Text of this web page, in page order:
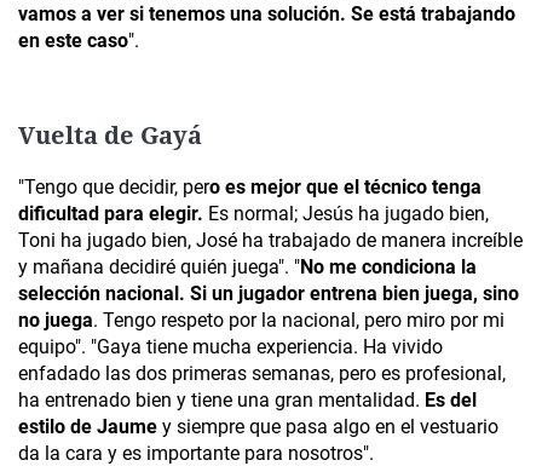
vamos a ver si tenemos una solución. Se está trabajando
en este caso".
Vuelta de Gayá
"Tengo que decidir, pero es mejor que el técnico tenga
dificultad para elegir. Es normal; Jesús ha jugado bien,
Toni ha jugado bien, José ha trabajado de manera increíble
y mañana decidiré quién juega". "No me condiciona la
selección nacional. Si un jugador entrena bien juega, sino
no juega. Tengo respeto por la nacional, pero miro por mi
equipo". "Gaya tiene mucha experiencia. Ha vivido
enfadado las dos primeras semanas, pero es profesional,
ha entrenado bien y tiene una gran mentalidad. Es del
estilo de Jaume y siempre que pasa algo en el vestuario
da la cara y es importante para nosotros".